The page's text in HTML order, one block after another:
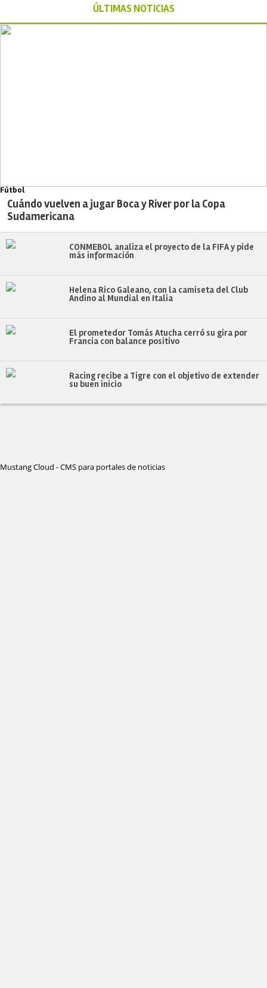
ÚLTIMAS NOTICIAS
Fútbol
Cuándo vuelven a jugar Boca y River por la Copa
Sudamericana
CONMEBOL analiza el proyecto de la FIFA y pide
más información
Helena Rico Galeano, con la camiseta del Club
Andino al Mundial en Italia
El prometedor Tomás Atucha cerró su gira por
Francia con balance positivo
Racing recibe a Tigre con el objetivo de extender
su buen inicio
Mustang Cloud - CMS para portales de noticias